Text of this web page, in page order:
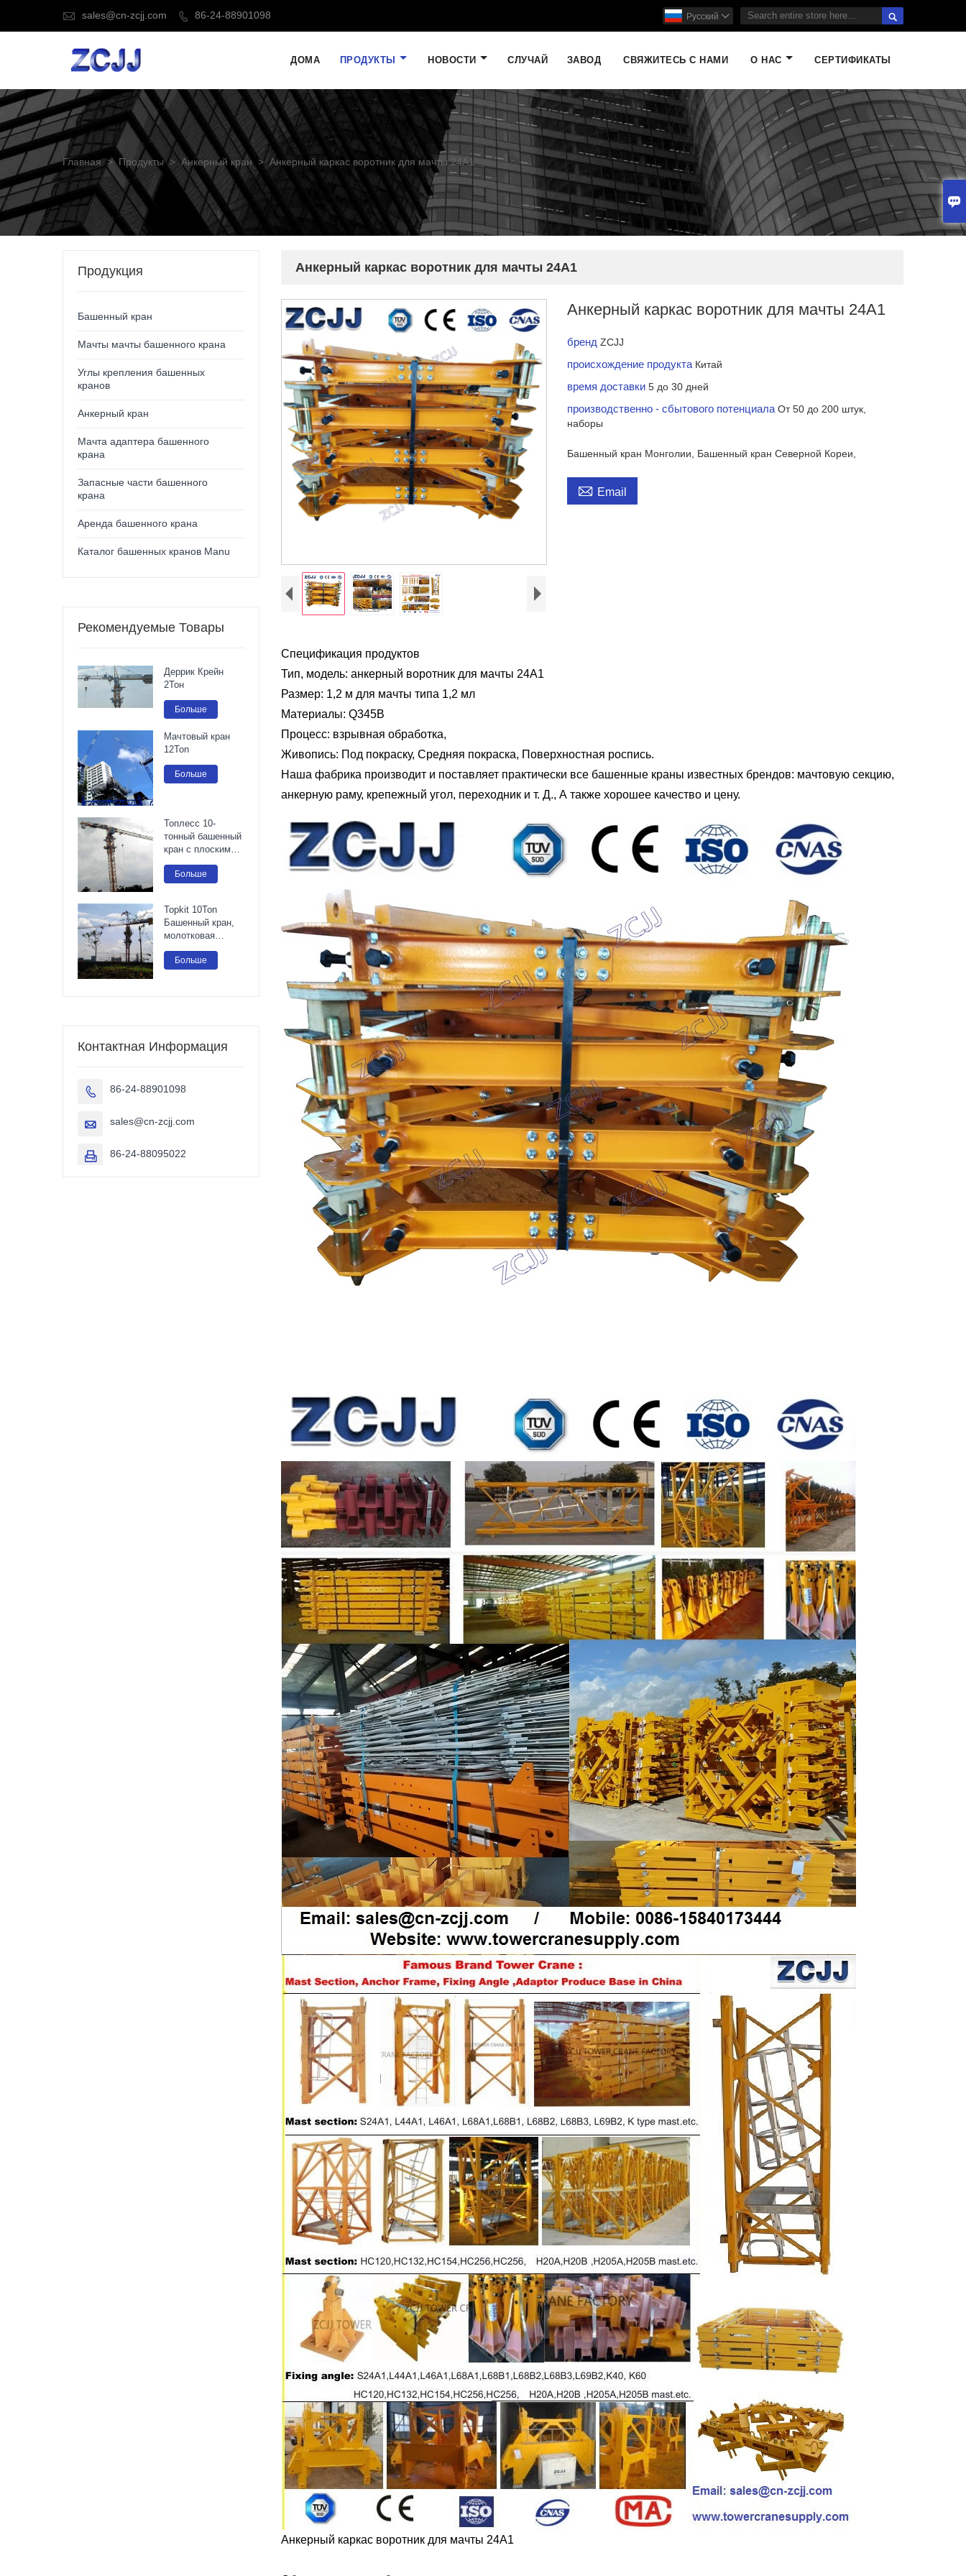

 sales@cn-zcjj.com  86-24-88901098 
Pусский 
ДОМА ПРОДУКТЫ НОВОСТИ СЛУЧАЙ ЗАВОД СВЯЖИТЕСЬ С НАМИ О НАС СЕРТИФИКАТЫ
Главная > Продукты > Анкерный кран > Анкерный каркас воротник для мачты 24A1
Анкерный каркас воротник для мачты 24A1
Анкерный каркас воротник для мачты 24A1
брендZCJJ
происхождение продуктаКитай
время доставки5 до 30 дней
производственно - сбытового потенциалаОт 50 до 200 штук,
наборы
Башенный кран Монголии, Башенный кран Северной Кореи,
 Email
Спецификация продуктов
Тип, модель: анкерный воротник для мачты 24A1
Размер: 1,2 м для мачты типа 1,2 мл
Материалы: Q345B
Процесс: взрывная обработка,
Живопись: Под покраску, Средняя покраска, Поверхностная роспись.
Наша фабрика производит и поставляет практически все башенные краны известных брендов: мачтовую секцию,
анкерную раму, крепежный угол, переходник и т. Д., А также хорошее качество и цену.
Анкерный каркас воротник для мачты 24A1
Продукция
Башенный кран
Мачты мачты башенного крана
Углы крепления башенных
кранов
Анкерный кран
Мачта адаптера башенного
крана
Запасные части башенного
крана
Аренда башенного крана
Каталог башенных кранов Manu
Рекомендуемые Товары
Деррик Крейн
2Тон
Больше
Мачтовый кран
12Ton
Больше
Топлесс 10-
тонный башенный
кран с плоским
верхом
Больше
Topkit 10Ton
Башенный кран,
молотковая
головка
Больше
Контактная Информация
 86-24-88901098
 sales@cn-zcjj.com
 86-24-88095022